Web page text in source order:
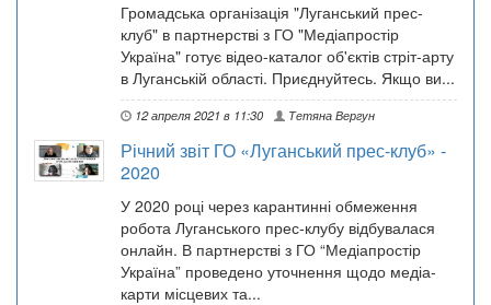
Громадська організація "Луганський прес-
клуб" в партнерстві з ГО "Медіапростір
Україна" готує відео-каталог об'єктів стріт-арту
в Луганській області. Приєднуйтесь. Якщо ви...
12 апреля 2021 в 11:30 Тетяна Вергун
Річний звіт ГО «Луганський прес-клуб» -
2020
У 2020 році через карантинні обмеження
робота Луганського прес-клубу відбувалася
онлайн. В партнерстві з ГО “Медіапростір
Україна” проведено уточнення щодо медіа-
карти місцевих та...